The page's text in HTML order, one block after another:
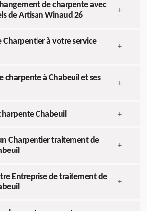
de charpente avec
de Artisan Winaud 26
+
Charpentier à votre service
+
charpente à Chabeuil et ses
+
Chabeuil +
Charpentier traitement de
+
Entreprise de traitement de
+